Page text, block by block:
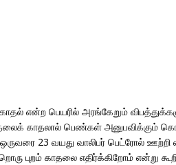
என்ற பெயரில் அரங்கேறும்
காதலால் பெண்கள் அனுபவிக்கும்
23 வயது வாலிபர் பெட்ரோல் ஊற்றி
புறம் காதலை எதிர்க்கிறோம் என்று